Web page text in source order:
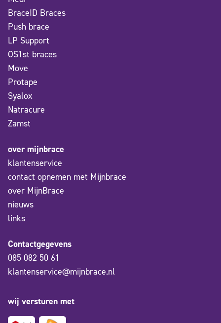
BraceID Braces
Push brace
LP Support
OS1st braces
Move
Protape
Syalox
Natracure
Zamst
over mijnbrace
klantenservice
contact opnemen met Mijnbrace
over MijnBrace
nieuws
links
Contactgegevens
085 082 50 61
klantenservice@mijnbrace.nl
wij versturen met